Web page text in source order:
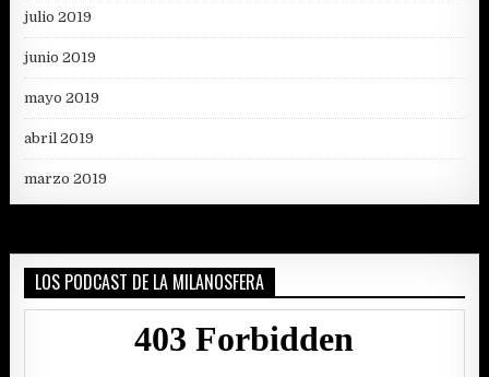
julio 2019
junio 2019
mayo 2019
abril 2019
marzo 2019
LOS PODCAST DE LA MILANOSFERA